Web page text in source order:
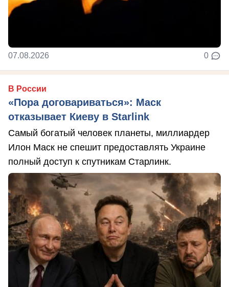
07.08.2026 0
В России
«Пора договариваться»: Маск
отказывает Киеву в Starlink
Самый богатый человек планеты, миллиардер
Илон Маск не спешит предоставлять Украине
полный доступ к спутникам Старлинк.